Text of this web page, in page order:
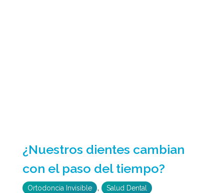
¿Nuestros dientes cambian
con el paso del tiempo?
Ortodoncia Invisible , Salud Dental